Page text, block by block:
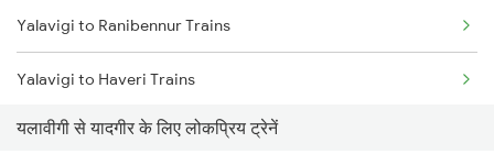
Chennai to Coimbatore Trains
Yalavigi to Ranibennur Trains
Yalavigi to Haveri Trains
Yalavigi to Bengaluru Trains
यलावीगी से यादगीर के लिए लोकप्रिय ट्रेनें